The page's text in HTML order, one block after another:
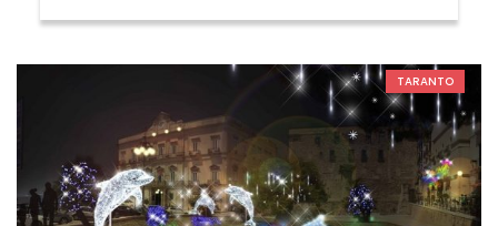
TARANTO